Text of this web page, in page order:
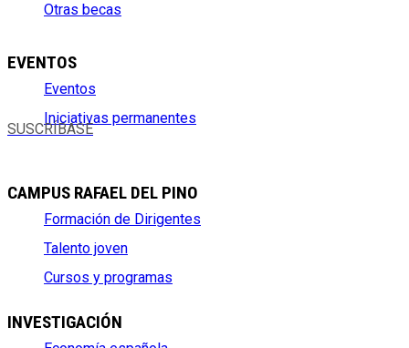
Otras becas
EVENTOS
Eventos
Iniciativas permanentes
SUSCRÍBASE
CAMPUS RAFAEL DEL PINO
Formación de Dirigentes
Talento joven
Cursos y programas
INVESTIGACIÓN